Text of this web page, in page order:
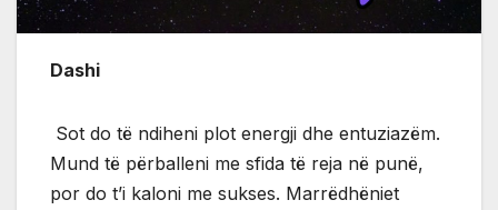
Dashi
Sot do të ndiheni plot energji dhe entuziazëm.
Mund të përballeni me sfida të reja në punë,
por do t’i kaloni me sukses. Marrëdhëniet